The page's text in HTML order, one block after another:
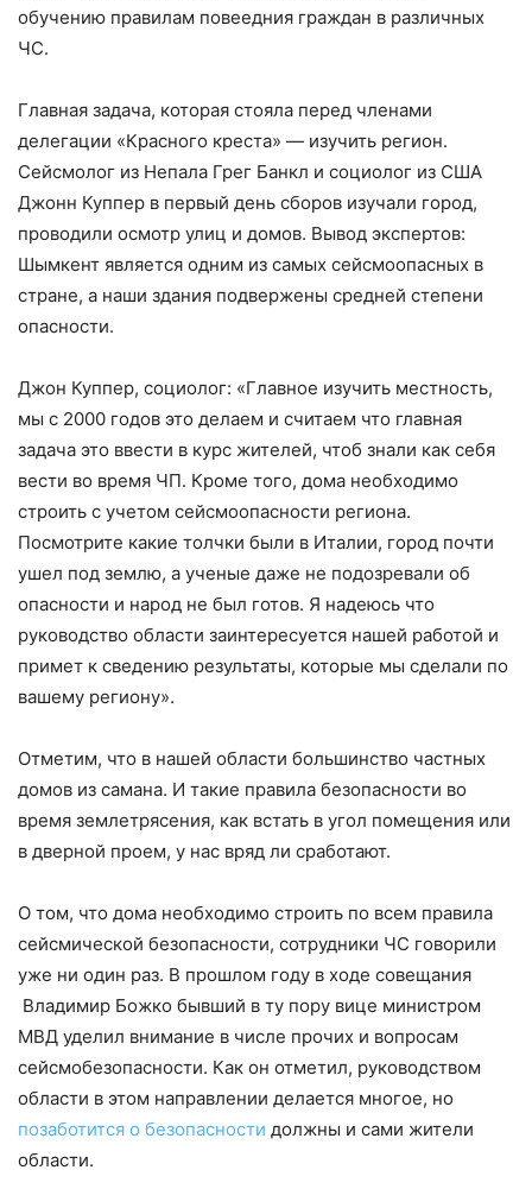
обучению правилам повеедния граждан в различных
ЧС.
Главная задача, которая стояла перед членами
делегации «Красного креста» — изучить регион.
Сейсмолог из Непала Грег Банкл и социолог из США
Джонн Куппер в первый день сборов изучали город,
проводили осмотр улиц и домов. Вывод экспертов:
Шымкент является одним из самых сейсмоопасных в
стране, а наши здания подвержены средней степени
опасности.
Джон Куппер, социолог: «Главное изучить местность,
мы с 2000 годов это делаем и считаем что главная
задача это ввести в курс жителей, чтоб знали как себя
вести во время ЧП. Кроме того, дома необходимо
строить с учетом сейсмоопасности региона.
Посмотрите какие толчки были в Италии, город почти
ушел под землю, а ученые даже не подозревали об
опасности и народ не был готов. Я надеюсь что
руководство области заинтересуется нашей работой и
примет к сведению результаты, которые мы сделали по
вашему региону».
Отметим, что в нашей области большинство частных
домов из самана. И такие правила безопасности во
время землетрясения, как встать в угол помещения или
в дверной проем, у нас вряд ли сработают.
О том, что дома необходимо строить по всем правила
сейсмической безопасности, сотрудники ЧС говорили
уже ни один раз. В прошлом году в ходе совещания
Владимир Божко бывший в ту пору вице министром
МВД уделил внимание в числе прочих и вопросам
сейсмобезопасности. Как он отметил, руководством
области в этом направлении делается многое, но
позаботится о безопасности должны и сами жители
области.